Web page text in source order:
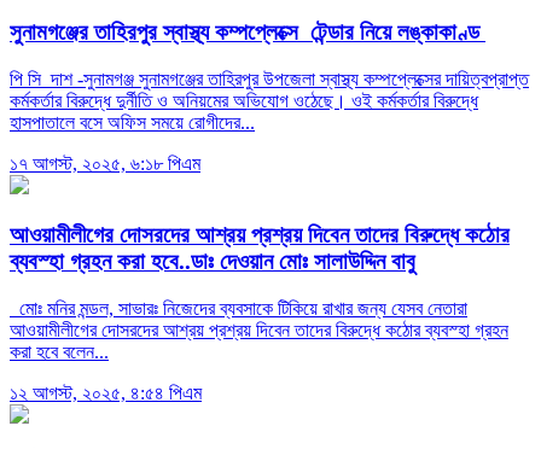
সুনামগঞ্জের তাহিরপুর স্বাস্থ্য কম্পপ্লেক্সে টেন্ডার নিয়ে লঙ্কাকাণ্ড
পি সি দাশ -সুনামগঞ্জ সুনামগঞ্জের তাহিরপুর উপজেলা স্বাস্থ্য কম্পপ্লেক্সের দায়িত্বপ্রাপ্ত
কর্মকর্তার বিরুদ্ধে দুর্নীতি ও অনিয়মের অভিযোগ ওঠেছে। ওই কর্মকর্তার বিরুদ্ধে
হাসপাতালে বসে অফিস সময়ে রোগীদের...
১৭ আগস্ট, ২০২৫, ৬:১৮ পিএম
আওয়ামীলীগের দোসরদের আশ্রয় প্রশ্রয় দিবেন তাদের বিরুদ্ধে কঠোর
ব্যবস্হা গ্রহন করা হবে..ডাঃ দেওয়ান মোঃ সালাউদ্দিন বাবু
মোঃ মনির মন্ডল, সাভারঃ নিজেদের ব্যবসাকে টিকিয়ে রাখার জন্য যেসব নেতারা
আওয়ামীলীগের দোসরদের আশ্রয় প্রশ্রয় দিবেন তাদের বিরুদ্ধে কঠোর ব্যবস্হা গ্রহন
করা হবে বলেন...
১২ আগস্ট, ২০২৫, ৪:৫৪ পিএম